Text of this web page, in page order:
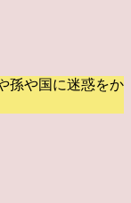
孫や国に迷惑をか